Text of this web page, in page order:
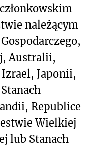
należącym
Australii,
Japonii,
Republice
Wielkiej
lub Stanach